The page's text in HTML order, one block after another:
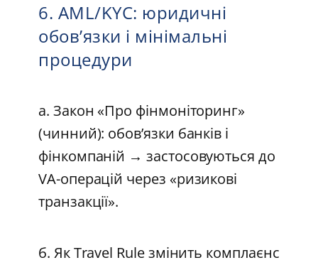
6. AML/KYC: юридичні
обов’язки і мінімальні
процедури
а. Закон «Про фінмоніторинг»
(чинний): обов’язки банків і
фінкомпаній → застосовуються до
VA-операцій через «ризикові
транзакції».
б. Як Travel Rule змінить комплаєнс